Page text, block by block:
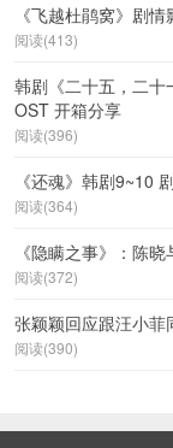
《飞越杜鹃窝》剧
阅读(413)
韩剧《二十五，二十
OST 开箱分享
阅读(396)
《还魂》韩剧9~10
阅读(364)
《隐瞒之事》：陈
阅读(372)
张颖颖回应跟汪小
阅读(390)